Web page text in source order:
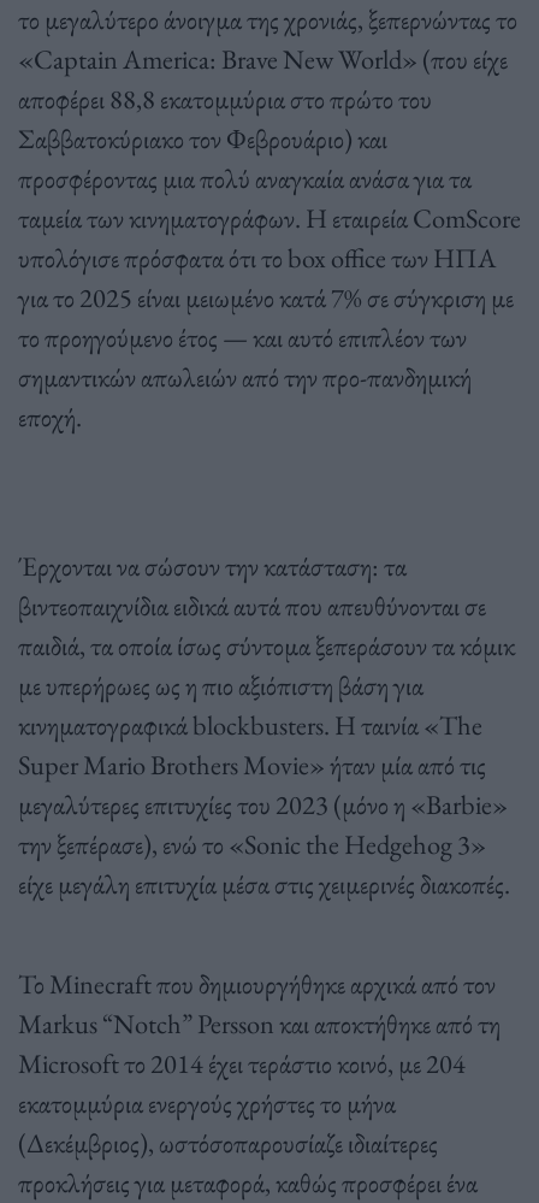
το μεγαλύτερο άνοιγμα της χρονιάς, ξεπερνώντας το
«Captain America: Brave New World» (που είχε
αποφέρει 88,8 εκατομμύρια στο πρώτο του
Σαββατοκύριακο τον Φεβρουάριο) και
προσφέροντας μια πολύ αναγκαία ανάσα για τα
ταμεία των κινηματογράφων. Η εταιρεία ComScore
υπολόγισε πρόσφατα ότι το box office των ΗΠΑ
για το 2025 είναι μειωμένο κατά 7% σε σύγκριση με
το προηγούμενο έτος — και αυτό επιπλέον των
σημαντικών απωλειών από την προ-πανδημική
εποχή.
Έρχονται να σώσουν την κατάσταση: τα
βιντεοπαιχνίδια ειδικά αυτά που απευθύνονται σε
παιδιά, τα οποία ίσως σύντομα ξεπεράσουν τα κόμικ
με υπερήρωες ως η πιο αξιόπιστη βάση για
κινηματογραφικά blockbusters. Η ταινία «The
Super Mario Brothers Movie» ήταν μία από τις
μεγαλύτερες επιτυχίες του 2023 (μόνο η «Barbie»
την ξεπέρασε), ενώ το «Sonic the Hedgehog 3»
είχε μεγάλη επιτυχία μέσα στις χειμερινές διακοπές.
Το Minecraft που δημιουργήθηκε αρχικά από τον
Markus “Notch” Persson και αποκτήθηκε από τη
Microsoft το 2014 έχει τεράστιο κοινό, με 204
εκατομμύρια ενεργούς χρήστες το μήνα
(Δεκέμβριος), ωστόσοπαρουσίαζε ιδιαίτερες
προκλήσεις για μεταφορά, καθώς προσφέρει ένα